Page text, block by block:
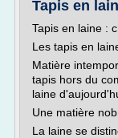
Tapis en
Tapis en laine :
Les tapis en
Matière
tapis hors du
laine
Une matière
La laine se